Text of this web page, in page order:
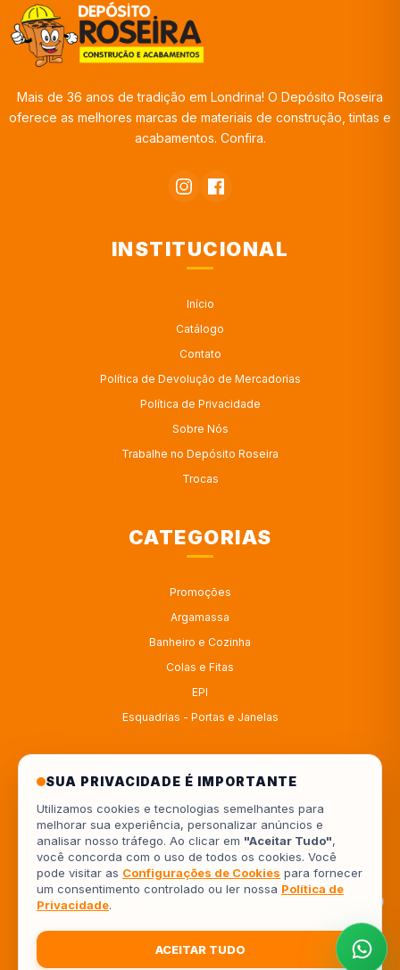
Mais de 36 anos de tradição em Londrina! O Depósito Roseira
oferece as melhores marcas de materiais de construção, tintas e
acabamentos. Confira.
INSTITUCIONAL
Início
Catálogo
Contato
Política de Devolução de Mercadorias
Política de Privacidade
Sobre Nós
Trabalhe no Depósito Roseira
Trocas
CATEGORIAS
Promoções
Argamassa
Banheiro e Cozinha
Colas e Fitas
EPI
Esquadrias - Portas e Janelas
ATENDIMENTO
4333414222
554333414222
Av. Europa, 962 - Jardim Piza, Londrina - PR, 86041-000
SUA PRIVACIDADE É IMPORTANTE
Utilizamos cookies e tecnologias semelhantes para
melhorar sua experiência, personalizar anúncios e
analisar nosso tráfego. Ao clicar em "Aceitar Tudo",
você concorda com o uso de todos os cookies. Você
pode visitar as Configurações de Cookies para fornecer
um consentimento controlado ou ler nossa Política de
Privacidade.
ACEITAR TUDO